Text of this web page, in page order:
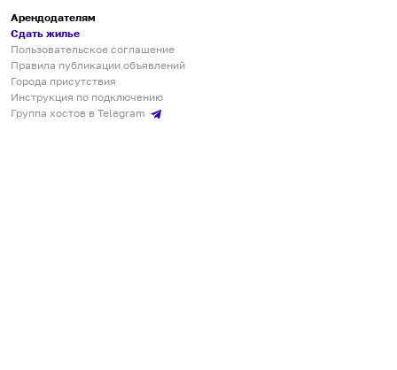
Арендодателям
Сдать жилье
Пользовательское соглашение
Правила публикации объявлений
Города присутствия
Инструкция по подключению
Группа хостов в Telegram